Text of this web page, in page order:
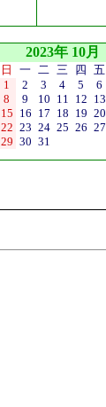
2023年 10月
日 一 二 三 四 五
1
2 3 4 5 6
8
9 10 11 12 13
15 16 17 18 19 20
22 23 24 25 26 27
29 30 31